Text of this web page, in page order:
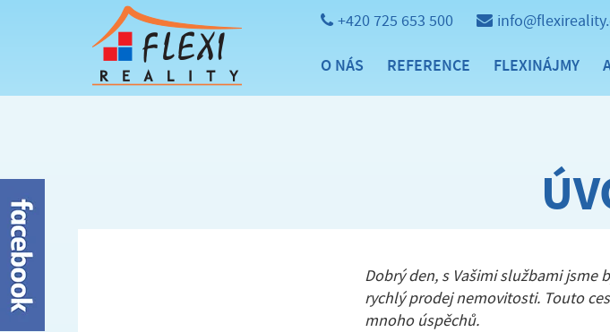
+420 725 653 500
O NÁS REFERENCE FLEXINÁJMY
Dobrý den, s Vašimi službami jsme
rychlý prodej nemovitosti. Touto
mnoho úspěchů.